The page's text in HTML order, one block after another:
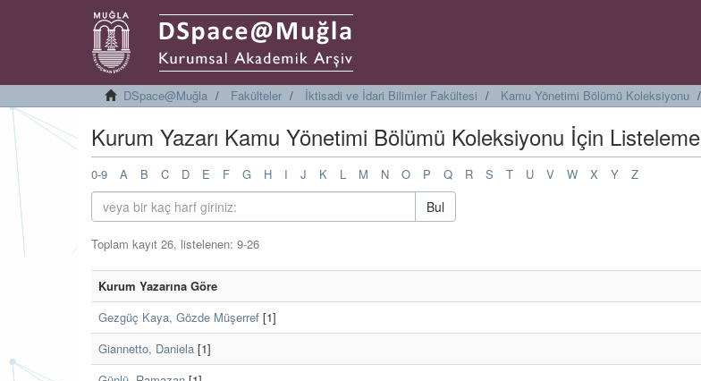
DSpace@Muğla Fakülteler İktisadi ve İdari Bilimler Fakültesi Kamu Yönetimi Bölümü Koleksiyonu
Kurum Yazarı Kamu Yönetimi Bölümü Koleksiyonu İçin Listeleme
0-9 A B C D E F G H I J K L M N O P Q R S T U V W X Y Z
Bul
Toplam kayıt 26, listelenen: 9-26
Kurum Yazarına Göre
Gezgüç Kaya, Gözde Müşerref [1]
Giannetto, Daniela [1]